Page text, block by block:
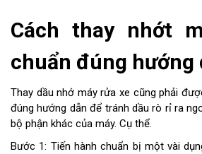
Cách thay nhớt
chuẩn đúng hướng
Thay dầu nhớ máy rửa xe cũng phải
đúng hướng dẫn để tránh dầu rò rỉ ra
bộ phận khác của máy. Cụ thể.
Bước 1: Tiến hành chuẩn bị một vài